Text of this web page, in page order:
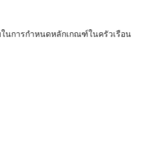
ในการกำหนดหลักเกณฑ์ในครัวเรือน